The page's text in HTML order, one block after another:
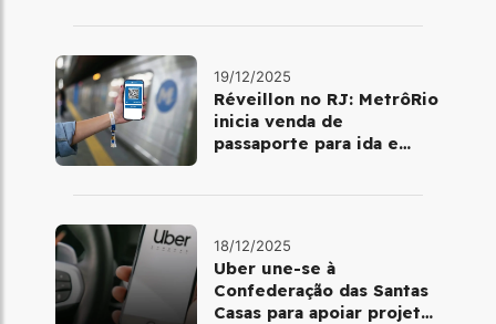
19/12/2025
Réveillon no RJ: MetrôRio
inicia venda de
passaporte para ida e
18/12/2025
Uber une-se à
Confederação das Santas
Casas para apoiar projetos